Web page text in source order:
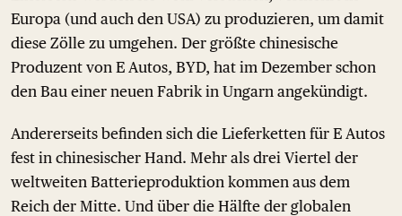
Europa (und auch den USA) zu produzieren, um damit
diese Zölle zu umgehen. Der größte chinesische
Produzent von E Autos, BYD, hat im Dezember schon
den Bau einer neuen Fabrik in Ungarn angekündigt.
Andererseits befinden sich die Lieferketten für E Autos
fest in chinesischer Hand. Mehr als drei Viertel der
weltweiten Batterieproduktion kommen aus dem
Reich der Mitte. Und über die Hälfte der globalen